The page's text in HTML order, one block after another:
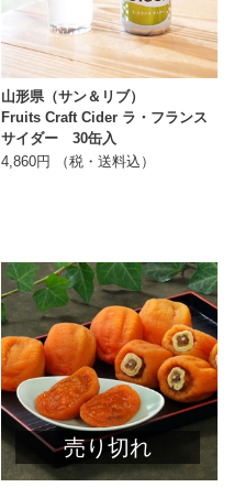
山形県（サン＆リブ）
Fruits Craft Cider ラ・フランス
サイダー 30缶入
4,860円 （税・送料込）
売り切れ